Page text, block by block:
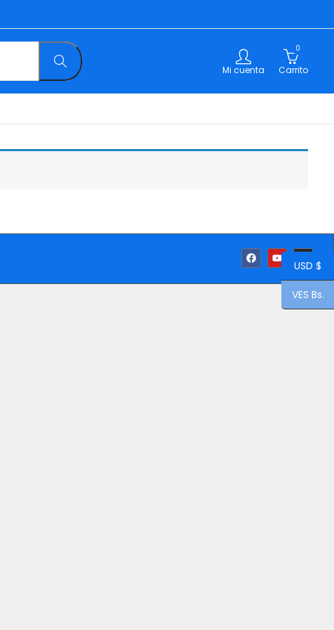
Mi cuenta
0
Carrito
USD $
VES Bs.